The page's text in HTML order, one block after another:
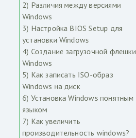
2) Различия между версиями
Windows
3) Настройка BIOS Setup для
установки Windows
4) Создание загрузочной флешки
Windows
5) Как записать ISO-образ
Windows на диск
6) Установка Windows понятным
языком
7) Как увеличить
производительность windows?